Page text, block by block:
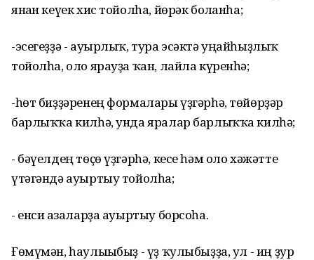
янған кеүек хис тойолһа, йөрәк болғанһа;
-эсегеҙҙә - ауырлыҡ, тура эсәктә уңайһыҙлыҡ
тойолһа, оло ярауҙа ҡан, лайла күренһә;
-һөт биҙҙәренең формалары үҙгәрһә, төйөрҙәр
барлыҡҡа килһә, унда яралар барлыҡҡа килһә;
- бәүелдең төҫө үҙгәрһә, кесе һәм оло хәжәтте
үтәгәндә ауыртыу тойолһа;
- енси ағзаларҙа ауыртыу борсоһа.
Ғөмүмән, һаулығыбыҙ - үҙ ҡулыбыҙҙа, ул - иң ҙур